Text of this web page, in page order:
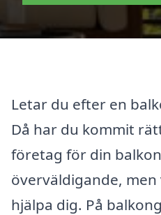
Letar du efter en
Då har du kommit
företag för din
överväldigande,
hjälpa dig. På